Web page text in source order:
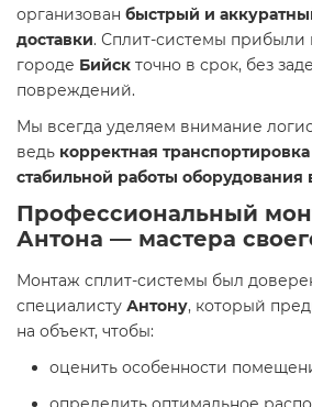
организован быстрый и
доставки. Сплит-системы прибыли
городе Бийск точно в срок, без
повреждений.
Мы всегда уделяем внимание
ведь корректная
стабильной работы
Профессиональный
Антона — мастера
Монтаж сплит-системы был
специалисту Антону, который
на объект, чтобы:
оценить особенности